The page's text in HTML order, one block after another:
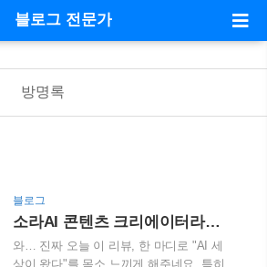
블로그 전문가
방명록
블로그
소라AI 콘텐츠 크리에이터라면 지금 바로 시작해야 하는 이유
와… 진짜 오늘 이 리뷰, 한 마디로 "AI 세
상이 왔다"를 몸소 느끼게 해주네요. 특히